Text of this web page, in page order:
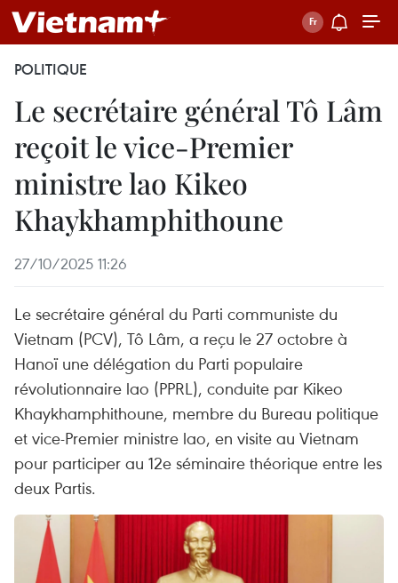
POLITIQUE
Le secrétaire général Tô Lâm
reçoit le vice-Premier
ministre lao Kikeo
Khaykhamphithoune
27/10/2025 11:26
Le secrétaire général du Parti communiste du
Vietnam (PCV), Tô Lâm, a reçu le 27 octobre à
Hanoï une délégation du Parti populaire
révolutionnaire lao (PPRL), conduite par Kikeo
Khaykhamphithoune, membre du Bureau politique
et vice-Premier ministre lao, en visite au Vietnam
pour participer au 12e séminaire théorique entre les
deux Partis.